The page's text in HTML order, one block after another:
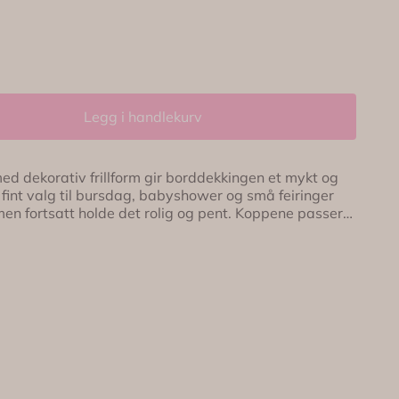
Legg i handlekurv
fint valg til bursdag, babyshower og små feiringer
holde det rolig og pent. Koppene passer
kalde drikker, og kan brukes flere ganger – praktisk